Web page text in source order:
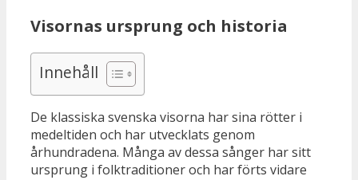
Visornas ursprung och historia
Innehåll
De klassiska svenska visorna har sina rötter i
medeltiden och har utvecklats genom
århundradena. Många av dessa sånger har sitt
ursprung i folktraditioner och har förts vidare